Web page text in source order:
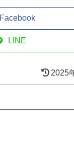
Facebook
LINE
2025